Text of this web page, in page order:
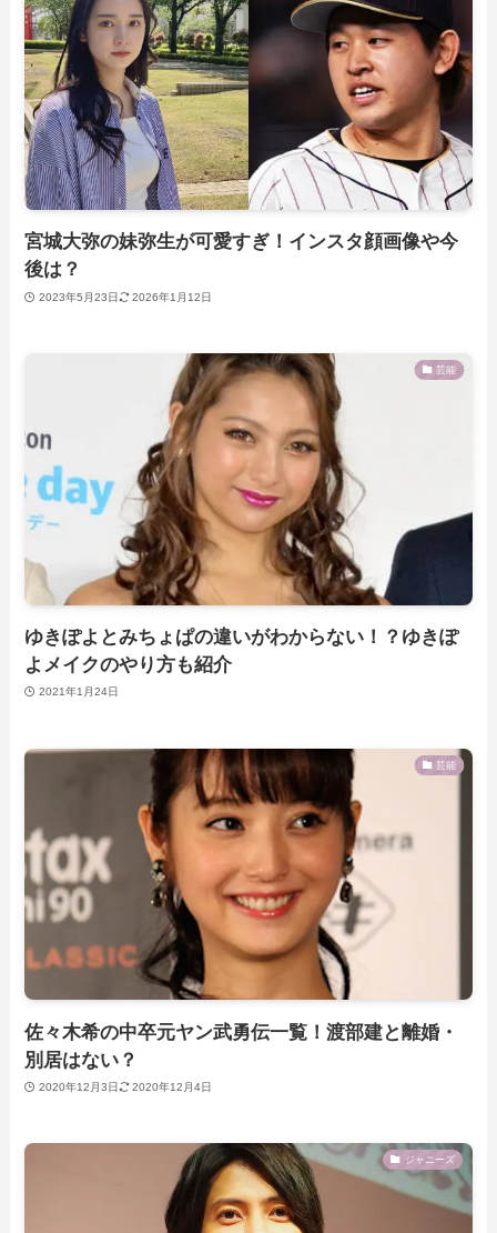
宮城大弥の妹弥生が可愛すぎ！インスタ顔画像や今
後は？
2023年5月23日 2026年1月12日
芸能
ゆきぽよとみちょぱの違いがわからない！？ゆきぽ
よメイクのやり方も紹介
2021年1月24日
芸能
佐々木希の中卒元ヤン武勇伝一覧！渡部建と離婚・
別居はない？
2020年12月3日 2020年12月4日
ジャニーズ